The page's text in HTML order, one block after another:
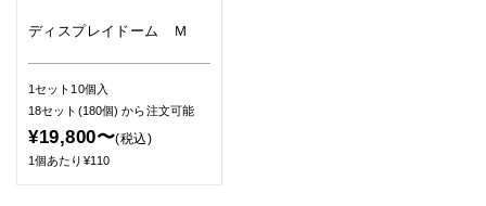
ディスプレイドーム Ｍ
1セット10個入
18セット(180個)から注文可能
¥19,800〜(税込)
1個あたり¥110